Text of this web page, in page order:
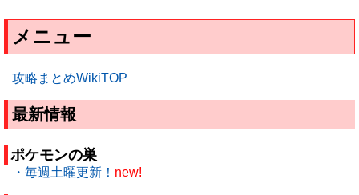
メニュー
攻略まとめWikiTOP
最新情報
ポケモンの巣
・毎週土曜更新！ new!